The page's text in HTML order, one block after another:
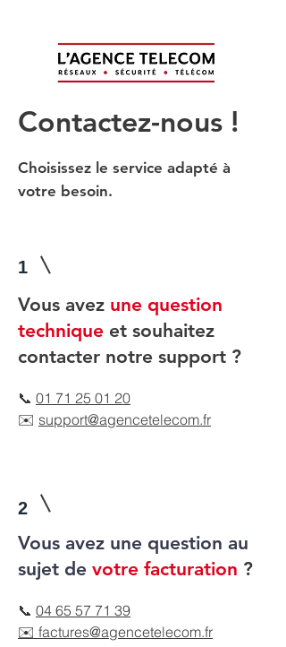
Contactez-nous !
Choisissez le service adapté à
votre besoin.
1
Vous avez une question
technique et souhaitez
contacter notre support ?
📞 01 71 25 01 20
✉️ support@agencetelecom.fr
2
Vous avez une question au
sujet de votre facturation ?
📞 04 65 57 71 39
✉️ factures@agencetelecom.fr